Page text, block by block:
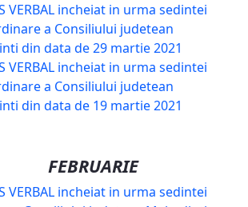
VERBAL incheiat in urma sedintei
a Consiliului judetean
din data de 29 martie 2021
VERBAL incheiat in urma sedintei
a Consiliului judetean
din data de 19 martie 2021
FEBRUARIE
VERBAL incheiat in urma sedintei